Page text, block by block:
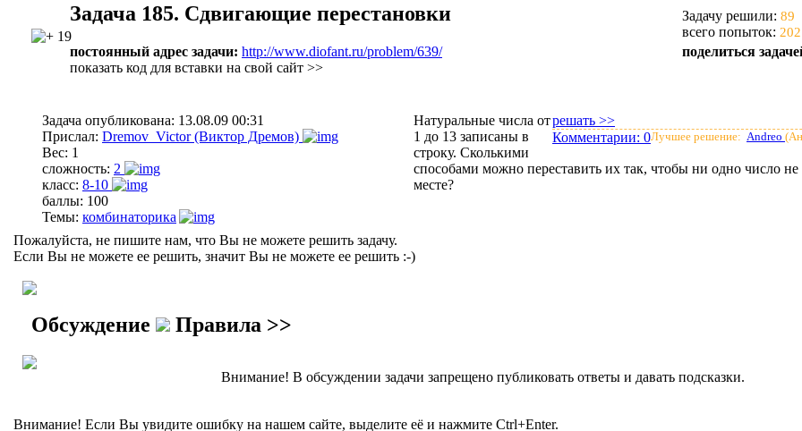
19
Задача 185. Сдвигающие перестановки
постоянный адрес задачи: http://www.diofant.ru/problem/639/
показать код для вставки на свой сайт >>
Задачу решили: 89
всего попыток: 202
поделиться
Задача опубликована: 13.08.09 00:31
Прислал: Dremov_Victor (Виктор Дремов)
Вес: 1
сложность: 2
класс: 8-10
баллы: 100
Темы: комбинаторика
решать >>
Комментарии: 0Лучшее решение: Andreo
Натуральные числа от
1 до 13 записаны в
строку. Сколькими
способами можно переставить их так, чтобы ни одно число не
месте?
Пожалуйста, не пишите нам, что Вы не можете решить задачу.
Если Вы не можете ее решить, значит Вы не можете ее решить :-)
Обсуждение Правила >>
Внимание! В обсуждении задачи запрещено публиковать ответы и давать подсказки.
Внимание! Если Вы увидите ошибку на нашем сайте, выделите её и нажмите Ctrl+Enter.